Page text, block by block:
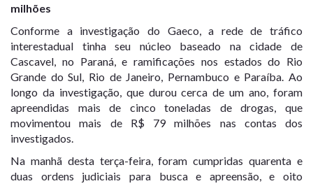
milhões
Conforme a investigação do Gaeco, a rede de tráfico
interestadual tinha seu núcleo baseado na cidade de
Cascavel, no Paraná, e ramificações nos estados do Rio
Grande do Sul, Rio de Janeiro, Pernambuco e Paraíba. Ao
longo da investigação, que durou cerca de um ano, foram
apreendidas mais de cinco toneladas de drogas, que
movimentou mais de R$ 79 milhões nas contas dos
investigados.
Na manhã desta terça-feira, foram cumpridas quarenta e
duas ordens judiciais para busca e apreensão, e oito